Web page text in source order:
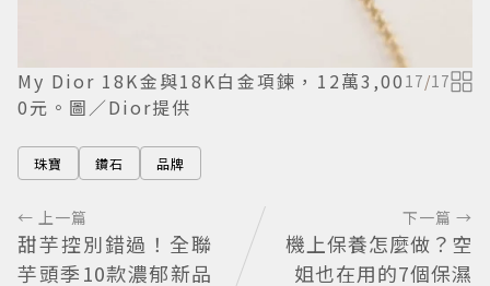
My Dior 18K金與18K白金項鍊，12萬3,00
0元。圖／Dior提供
17/17
珠寶 鑽石 品牌
← 上一篇
甜芋控別錯過！全聯
芋頭季10款濃郁新品
下一篇 →
機上保養怎麼做？空
姐也在用的7個保濕